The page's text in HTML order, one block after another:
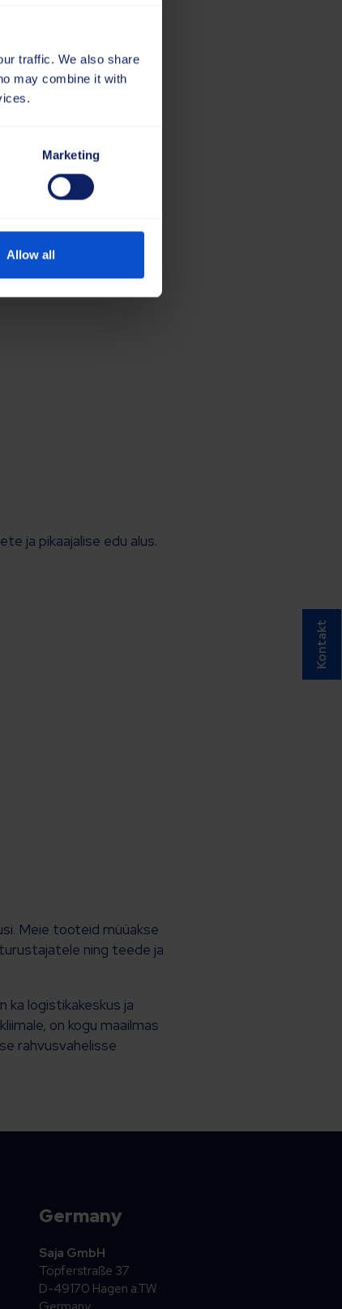
traffic. We also share
may combine it with
Marketing
Allow all
ja pikaajalise edu alus.
Meie tooteid müüakse
ning teede ja
ka logistikakeskus ja
on kogu maailmas
rahvusvahelisse
Germany
Saja GmbH
Töpferstraße 37
D-49170 Hagen a.T.W.
Kontakt